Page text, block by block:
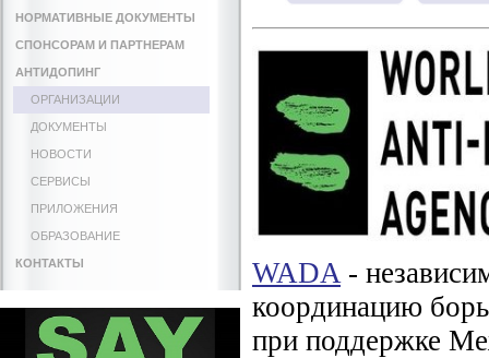
НОРМАТИВНЫЕ ДОКУМЕНТЫ
СПОНСОРАМ И ПАРТНЕРАМ
АНТИДОПИНГ
ОРГАНИЗАЦИИ
ДОКУМЕНТЫ
НОВОСТИ
СЕРВИСЫ
ПРИЛОЖЕНИЯ
ОБРАЗОВАНИЕ
КОНТАКТЫ WADA-
координацию
при поддержке